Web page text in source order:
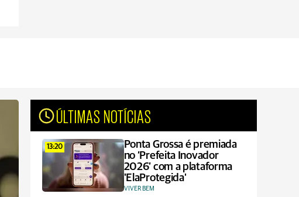
ÚLTIMAS NOTÍCIAS
13:20
Ponta Grossa é premiada
no ‘Prefeita Inovador
2026’ com a plataforma
'ElaProtegida'
VIVER BEM